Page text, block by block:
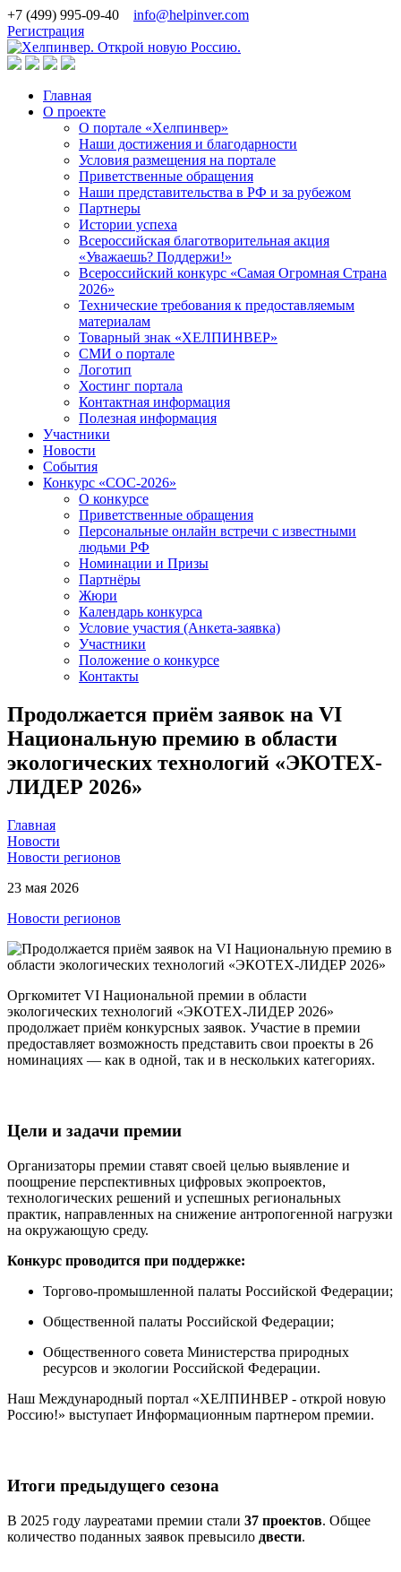
+7 (499) 995-09-40
info@helpinver.com
Регистрация
Главная
О проекте
О портале «Хелпинвер»
Наши достижения и благодарности
Условия размещения на портале
Приветственные обращения
Наши представительства в РФ и за рубежом
Партнеры
Истории успеха
Всероссийская благотворительная акция
«Уважаешь? Поддержи!»
Всероссийский конкурс «Самая Огромная Страна
2026»
Технические требования к предоставляемым
материалам
Товарный знак «ХЕЛПИНВЕР»
СМИ о портале
Логотип
Хостинг портала
Контактная информация
Полезная информация
Участники
Новости
События
Конкурс «СОС-2026»
О конкурсе
Приветственные обращения
Персональные онлайн встречи с известными
людьми РФ
Номинации и Призы
Партнёры
Жюри
Календарь конкурса
Условие участия (Анкета-заявка)
Участники
Положение о конкурсе
Контакты
Продолжается приём заявок на VI
Национальную премию в области
экологических технологий «ЭКОТЕХ-
ЛИДЕР 2026»
Главная
Новости
Новости регионов
23 мая 2026
Новости регионов
Оргкомитет VI Национальной премии в области
экологических технологий «ЭКОТЕХ-ЛИДЕР 2026»
продолжает приём конкурсных заявок. Участие в премии
предоставляет возможность представить свои проекты в 26
номинациях — как в одной, так и в нескольких категориях.
Цели и задачи премии
Организаторы премии ставят своей целью выявление и
поощрение перспективных цифровых экопроектов,
технологических решений и успешных региональных
практик, направленных на снижение антропогенной нагрузки
на окружающую среду.
Конкурс проводится при поддержке:
Торгово-промышленной палаты Российской Федерации;
Общественной палаты Российской Федерации;
Общественного совета Министерства природных
ресурсов и экологии Российской Федерации.
Наш Международный портал «ХЕЛПИНВЕР - открой новую
Россию!» выступает Информационным партнером премии.
Итоги предыдущего сезона
В 2025 году лауреатами премии стали 37 проектов. Общее
количество поданных заявок превысило двести.